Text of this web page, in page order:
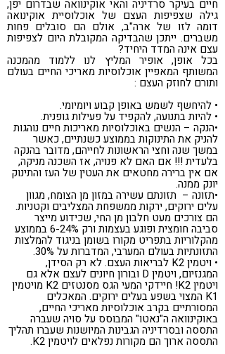
חיים בעיקר סרדיניה והאי אוקינוואה שבדרום יפן,
גילה שצפיפות העצם של אוכלוסיית אוקינואה
דומה לזו של ארה"ב, אולם הם סובלים פחות
משברים. ייתכן שהבדיקה המקובלת היום לצפיפות
עצם אינה המדד היחיד?
בכל אופן, אופיר המליץ לנו ללמוד מהמכנה
המשותף המאפיין אוכלוסיות מאריכי החיים בעולם
ותורם לחוזק העצם :
• להיחשף לשמש באופן קבוע ויומיומי.
• להיות בתנועה, להקפיד על פעילות גופנית.
•הנקה – הנשים באוכלוסיות מאריכות חיים נוהגות
להניק את התינוקות בממוצע כשנתיים, כאשר
במשך שנה וחצי הראשונות לחייהם, מדובר בהנקה
בלעדית !!! אם האם לא פנויה, אז השכנה מניקה,
אם אין ברירה מחטאים את העטין של העז והתינוק
יונק ממנה.
•תזונה – תזונתם עשירה במזון מן הצומח, מגוון
עלים ירוקים, ירקות ממשפחת המצליבים וקטניות.
הם צורכים מעט חלבון מן החי, שכידוע מייצר
סביבה חומצית ופוגע בעצמות ורק 6-24% בממוצע
מהקלוריות בתפריט מקורו בשומן בניגוד להמלצות
התזונתיות בעולם המערבי, המדברות על 30%.
• ויטמין K2 לבריאות העצם. לא רק הסידן,
המגנזיום, ויטמין D ובורון חיונים לעצם אלא גם
ויטמין K2! חיידקי המעי הגס מסנטזים K2 מויטמין
K1 המצוי בשפע בעלים ירוקים. המאכלים
המסורתיים בקרב אוכלוסיות מאריכי החיים,
באוקינוואה ה"נאטו" המבוסס על סויה שעברה
התססה ובסרדיניה הגבינות המיושנות שעברו תהליך
התססה ארוך הם מקורות נפלאים לויטמין K2.